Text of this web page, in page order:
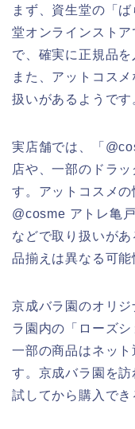
まず、資生堂の「
堂オンラインスト
で、確実に正規品を
また、アットコス
扱いがあるようです
実店舗では、「
店や、一部のドラ
す。アットコスメ
@cosme アトレ亀
などで取り扱いが
品揃えは異なる可能
京成バラ園のオリ
ラ園内の「ローズシ
一部の商品はネッ
す。京成バラ園を
試してから購入でき